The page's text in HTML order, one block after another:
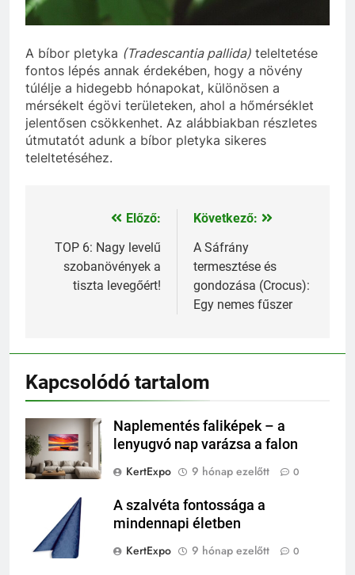
A bíbor pletyka (Tradescantia pallida) teleltetése
fontos lépés annak érdekében, hogy a növény
túlélje a hidegebb hónapokat, különösen a
mérsékelt égövi területeken, ahol a hőmérséklet
jelentősen csökkenhet. Az alábbiakban részletes
útmutatót adunk a bíbor pletyka sikeres
teleltetéséhez.
Bejegyzés
navigáció
Előző:
TOP 6: Nagy levelű
szobanövények a
tiszta levegőért!
Következő:
A Sáfrány
termesztése és
gondozása (Crocus):
Egy nemes fűszer
Kapcsolódó tartalom
Naplementés faliképek – a
lenyugvó nap varázsa a falon
KertExpo
9 hónap ezelőtt 0
A szalvéta fontossága a
mindennapi életben
KertExpo
9 hónap ezelőtt 0